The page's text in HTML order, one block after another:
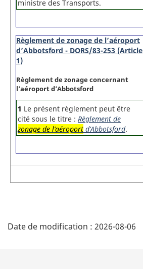
ministre des Transports.
Règlement de zonage de l’aéroport
d’Abbotsford - DORS/83-253 (Article
1)
Règlement de zonage concernant
l’aéroport d’Abbotsford
1 Le présent règlement peut être
cité sous le titre : Règlement de
zonage de l’aéroport d’Abbotsford.
Ã
Date de modification : 2026-08-06